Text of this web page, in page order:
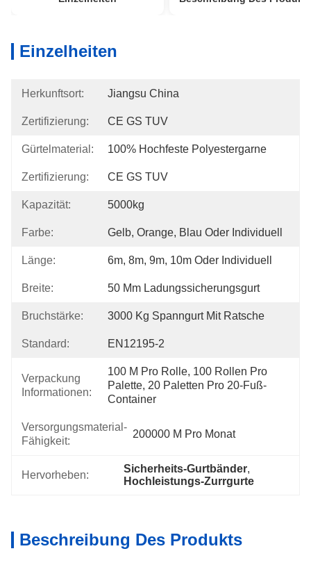
Einzelheiten
Herkunftsort: Jiangsu China
Zertifizierung: CE GS TUV
Gürtelmaterial: 100% Hochfeste Polyestergarne
Zertifizierung: CE GS TUV
Kapazität: 5000kg
Farbe: Gelb, Orange, Blau Oder Individuell
Länge: 6m, 8m, 9m, 10m Oder Individuell
Breite: 50 Mm Ladungssicherungsgurt
Bruchstärke: 3000 Kg Spanngurt Mit Ratsche
Standard: EN12195-2
Verpackung
Informationen:
100 M Pro Rolle, 100 Rollen Pro
Palette, 20 Paletten Pro 20-Fuß-
Container
Versorgungsmaterial-
Fähigkeit:
200000 M Pro Monat
Hervorheben:
Sicherheits-Gurtbänder,
Hochleistungs-Zurrgurte
Beschreibung Des Produkts